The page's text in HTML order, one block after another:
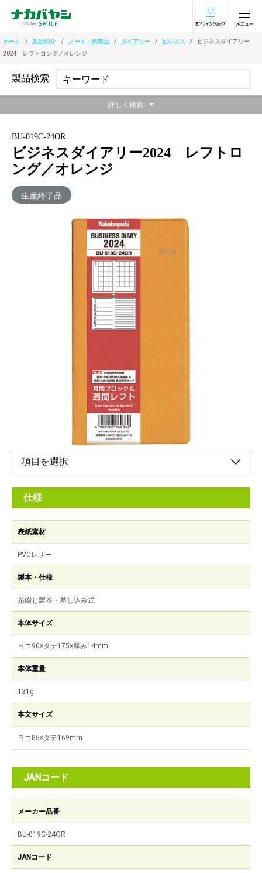
オンラインショ
ホーム 製品紹介 ノート・紙製品 ダイアリー ビジネス
ビジネスダイアリー
2024 レフトロング／オレンジ
BU-019C-24OR
ビジネスダイアリー2024 レフトロ
ング／オレンジ
生産終了品
ビジネスユースに最適な、ベーシックなデザイン
の手帳です。
メーカー希望小売価格：
熱心な愛用者も多い使って良さのわかる縦長ロングサイズ
仕様
表紙素材
PVCレザー
製本・仕様
糸綴じ製本・差し込み式
本体サイズ
ヨコ90×タテ175×厚み14mm
本体重量
131g
本文サイズ
ヨコ85×タテ169mm
JANコード
メーカー品番
BU-019C-24OR
JANコード
製品検索
詳しく検索